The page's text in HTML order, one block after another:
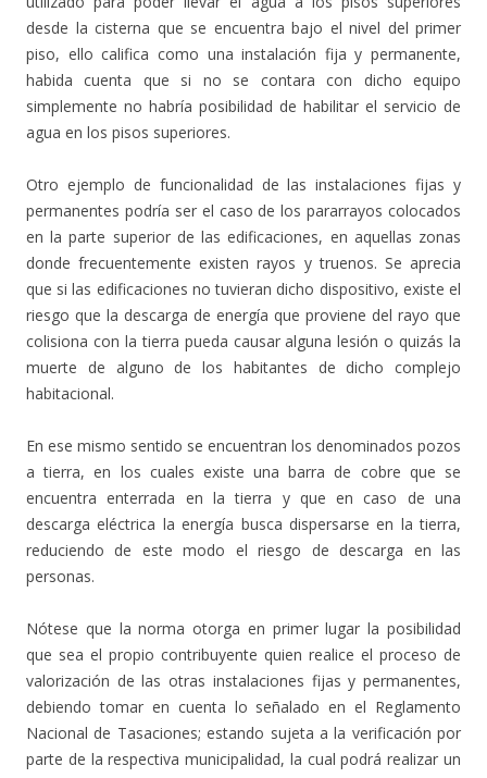
desde la cisterna que se encuentra bajo el nivel del primer
piso, ello califica como una instalación fija y permanente,
habida cuenta que si no se contara con dicho equipo
simplemente no habría posibilidad de habilitar el servicio de
agua en los pisos superiores.
Otro ejemplo de funcionalidad de las instalaciones fijas y
permanentes podría ser el caso de los pararrayos colocados
en la parte superior de las edificaciones, en aquellas zonas
donde frecuentemente existen rayos y truenos. Se aprecia
que si las edificaciones no tuvieran dicho dispositivo, existe el
riesgo que la descarga de energía que proviene del rayo que
colisiona con la tierra pueda causar alguna lesión o quizás la
muerte de alguno de los habitantes de dicho complejo
habitacional.
En ese mismo sentido se encuentran los denominados pozos
a tierra, en los cuales existe una barra de cobre que se
encuentra enterrada en la tierra y que en caso de una
descarga eléctrica la energía busca dispersarse en la tierra,
reduciendo de este modo el riesgo de descarga en las
personas.
Nótese que la norma otorga en primer lugar la posibilidad
que sea el propio contribuyente quien realice el proceso de
valorización de las otras instalaciones fijas y permanentes,
debiendo tomar en cuenta lo señalado en el Reglamento
Nacional de Tasaciones; estando sujeta a la verificación por
parte de la respectiva municipalidad, la cual podrá realizar un